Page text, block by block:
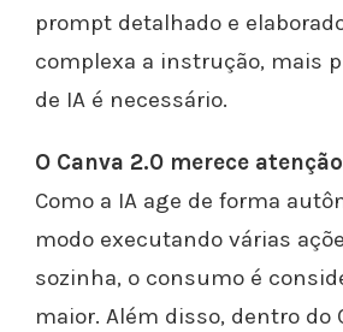
prompt detalhado e
complexa a instrução, mais
de IA é necessário.
O Canva 2.0 merece
Como a IA age de forma
modo executando várias
sozinha, o consumo é
maior. Além disso, dentro do